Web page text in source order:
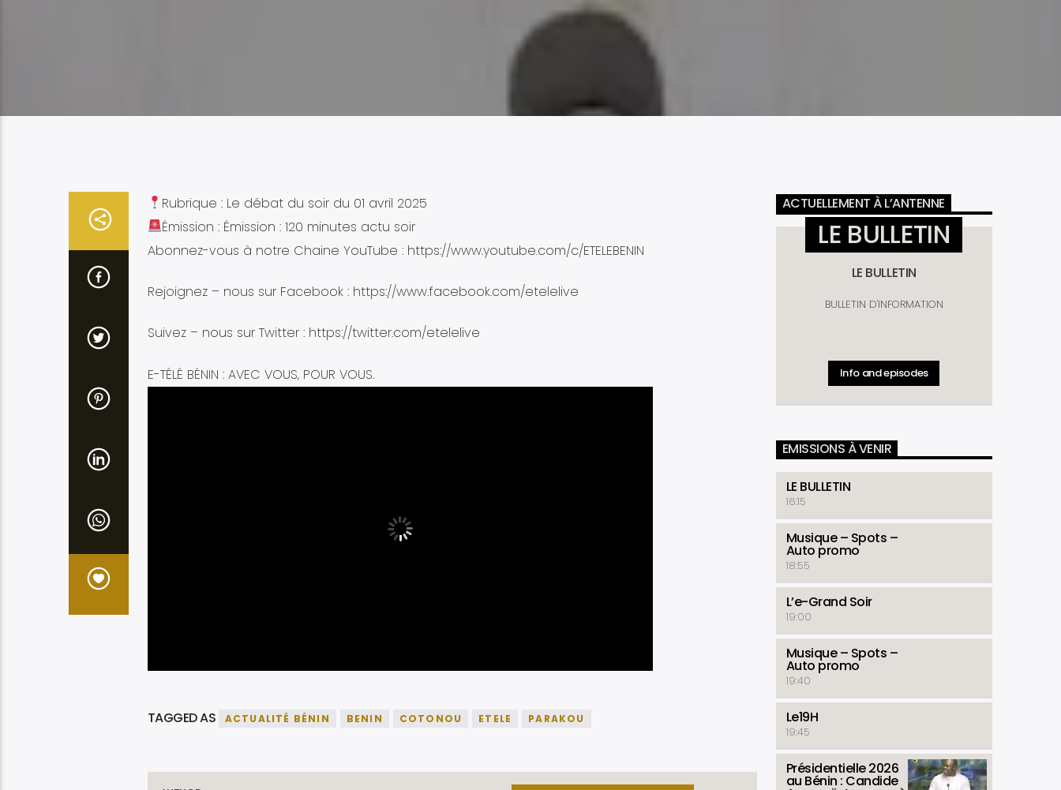
Rubrique : Le débat du soir du 01 avril 2025
Émission : Émission : 120 minutes actu soir
Abonnez-vous à notre Chaine YouTube : https://www.youtube.com/c/ETELEBENIN
Rejoignez – nous sur Facebook : https://www.facebook.com/etelelive
Suivez – nous sur Twitter : https://twitter.com/etelelive
E-TÉLÉ BÉNIN : AVEC VOUS, POUR VOUS.
TAGGED AS ACTUALITÉ BÉNIN BENIN COTONOU ETELE PARAKOU
ACTUELLEMENT À L’ANTENNE
LE BULLETIN
LE BULLETIN
BULLETIN D'INFORMATION
Info and episodes
EMISSIONS À VENIR
LE BULLETIN
16:15
Musique – Spots –
Auto promo
18:55
L’e-Grand Soir
19:00
Musique – Spots –
Auto promo
19:40
Le19H
19:45
Présidentielle 2026
au Bénin : Candide